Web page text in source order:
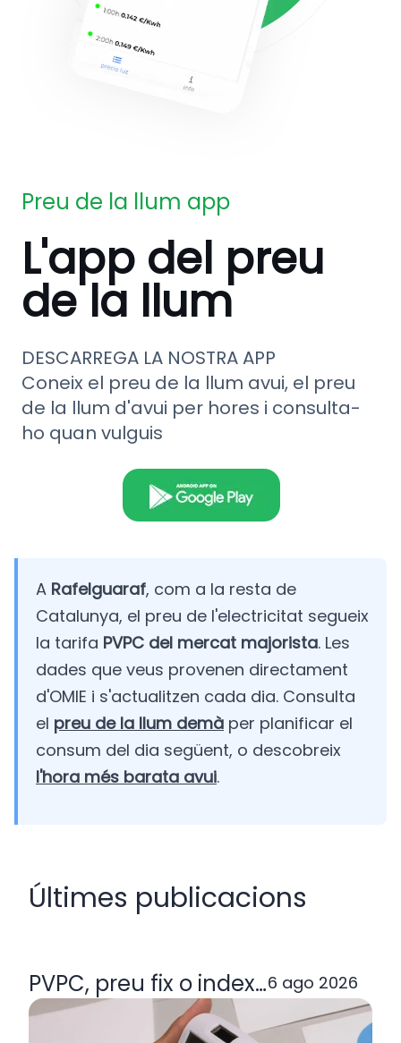
Preu de la llum app
L'app del preu
de la llum
DESCARREGA LA NOSTRA APP
Coneix el preu de la llum avui, el preu
de la llum d'avui per hores i consulta-
ho quan vulguis
A Rafelguaraf, com a la resta de
Catalunya, el preu de l'electricitat segueix
la tarifa PVPC del mercat majorista. Les
dades que veus provenen directament
d'OMIE i s'actualitzen cada dia. Consulta
el preu de la llum demà per planificar el
consum del dia següent, o descobreix
l'hora més barata avui.
Últimes publicacions
PVPC, preu fix o indexada: quina
6 ago 2026